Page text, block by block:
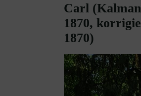
Carl
1870,
1870)